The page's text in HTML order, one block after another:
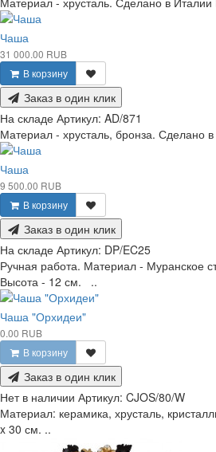
Чаша
31 000.00 RUB
В корзину
Заказ в один клик
На складе Артикул: AD/871
Материал - хрусталь, бронза. Сделано
Чаша
9 500.00 RUB
В корзину
Заказ в один клик
На складе Артикул: DP/EC25
Ручная работа. Материал - Муранское
Высота - 12 см. ..
Чаша "Орхидеи"
0.00 RUB
В корзину
Заказ в один клик
Нет в наличии Артикул: CJOS/80/W
Материал: керамика, хрусталь,
x 30 см. ..